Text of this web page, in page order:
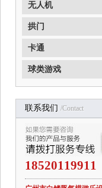
无人机
拱门
卡通
球类游戏
联系我们 /contact
18520119911